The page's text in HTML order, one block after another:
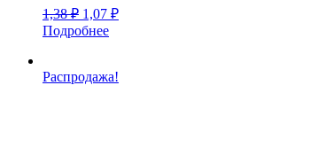
1,38₽ Первоначальная
цена
составляла
1,07 ₽Текущая
Подробнее
Распродажа!